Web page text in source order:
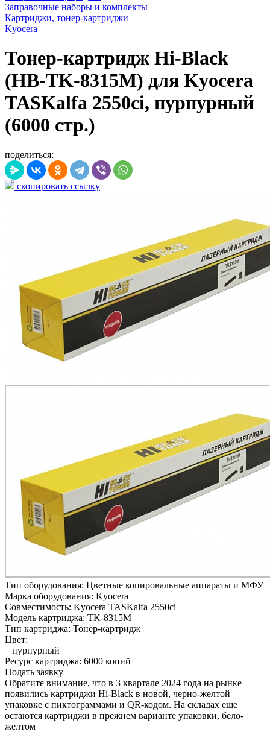
Заправочные наборы и комплекты
Картриджи, тонер-картриджи
Kyocera
Тонер-картридж Hi-Black
(HB-TK-8315M) для Kyocera
TASKalfa 2550ci, пурпурный
(6000 стр.)
поделиться:
скопировать ссылку
Тип оборудования: Цветные копировальные аппараты и МФУ
Марка оборудования: Kyocera
Совместимость: Kyocera TASKalfa 2550ci
Модель картриджа: TK-8315M
Тип картриджа: Тонер-картридж
Цвет:
пурпурный
Ресурс картриджа: 6000 копий
Подать заявку
Обратите внимание, что в 3 квартале 2024 года на рынке
появились картриджи Hi-Black в новой, черно-желтой
упаковке с пиктограммами и QR-кодом. На складах еще
остаются картриджи в прежнем варианте упаковки, бело-
желтом